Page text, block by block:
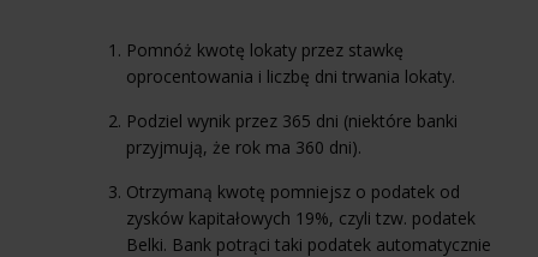
Pomnóż kwotę lokaty przez stawkę
oprocentowania i liczbę dni trwania lokaty.
Podziel wynik przez 365 dni (niektóre banki
przyjmują, że rok ma 360 dni).
Otrzymaną kwotę pomniejsz o podatek od
zysków kapitałowych 19%, czyli tzw. podatek
Belki. Bank potrąci taki podatek automatycznie